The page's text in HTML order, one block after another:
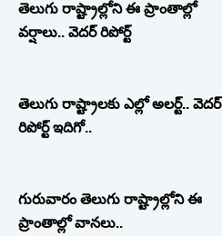
తెలుగు రాష్ట్రాల్లోని ఈ ప్రాంతాల్లో
వర్షాలు.. వెదర్ రిపోర్ట్
తెలుగు రాష్ట్రాలకు ఎల్లో అలర్ట్.. వెదర్
రిపోర్ట్ ఇదిగో..
గురువారం తెలుగు రాష్ట్రాల్లోని ఈ
ప్రాంతాల్లో వానలు..